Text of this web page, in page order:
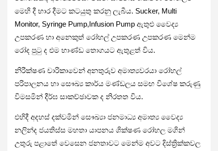
මෙහි දී භාර දීමට කටයුතු කරනු ලැබීය. Sucker, Multi
Monitor, Syringe Pump,Infusion Pump ඇතුළු වෛද්‍ය
උපකරණ හා අනෙකුත් රෝහල් උපකරණ උපකරණ මෙන්ම
රෝද පුටු ද එම භාණ්ඩ තොගයට ඇතුළත් විය.
නිරීක්ෂණ චාරිකාවෙන් අනතුරුව අමාත්‍යවරයා රෝහල්
පරිපාලනය හා සෞඛ්‍ය කාර්ය මණ්ඩලය සමඟ විශේෂ කරුණු
විමසමින් දීර්ඝ සාකච්ඡාවක ද නිරතත විය.
එහිදී අදහස් දක්වමින් සෞඛ්‍යා ජනමාධ්‍ය අමාත්‍ය වෛද්‍ය
නලින්ද ජයතිස්ස මහතා යාපනය ශික්ෂණ රෝහල මගින්
උතුරු පළාතේ වෙසෙන ජනතාවට මෙන්ම අවට දිස්ත්‍රික්කවල